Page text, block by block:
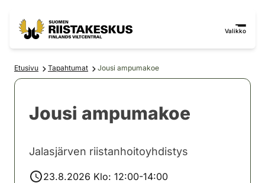
Valikko
Etusivu Tapahtumat Jousi ampumakoe
Jousi ampumakoe
Jalasjärven riistanhoitoyhdistys
23.8.2026 Klo: 12:00-14:00